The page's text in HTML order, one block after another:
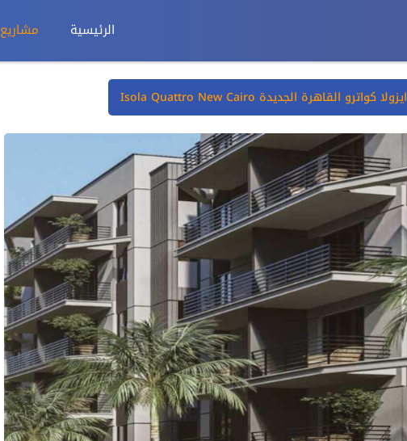
الرئيسية مشاريع
ايزولا كواترو القاهرة الجديدة Isola Quattro New Cairo